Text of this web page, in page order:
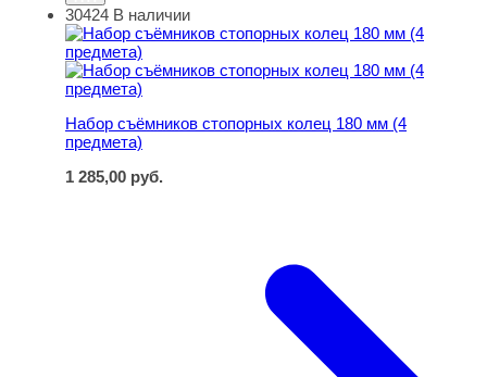
Набор съёмников стопорных колец 180 мм (4 предмета)
30424 В наличии
Набор съёмников стопорных колец 180 мм (4
предмета)
1 285,00 руб.